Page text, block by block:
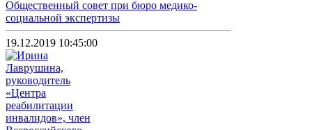
Общественный совет при бюро медико-
социальной экспертизы
19.12.2019 10:45:00